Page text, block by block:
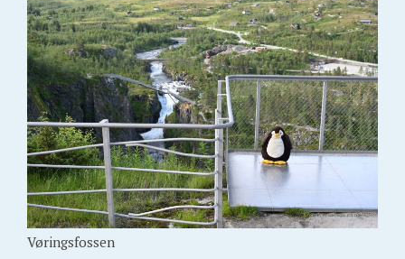
Vøringsfossen